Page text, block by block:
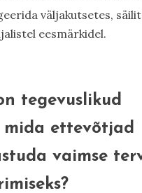
edendades
vähendades stressi.
julgustades koostööd ja
Seetõttu saavad ärimehed
väljakutsetes,
eesmärkidel.